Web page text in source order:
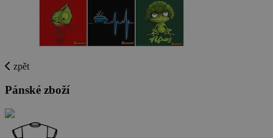
zpět
Pánské zboží